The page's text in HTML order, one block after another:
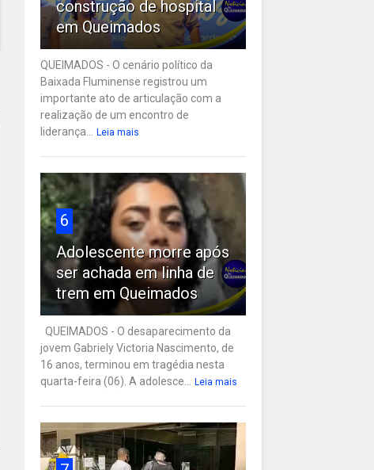
construção de hospital
em Queimados
QUEIMADOS - O cenário político da
Baixada Fluminense registrou um
importante ato de articulação com a
realização de um encontro de
liderança...
Leia mais
6
Adolescente morre após
ser achada em linha de
trem em Queimados
QUEIMADOS - O desaparecimento da
jovem Gabriely Victoria Nascimento, de
16 anos, terminou em tragédia nesta
quarta-feira (06). A adolesce...
Leia mais